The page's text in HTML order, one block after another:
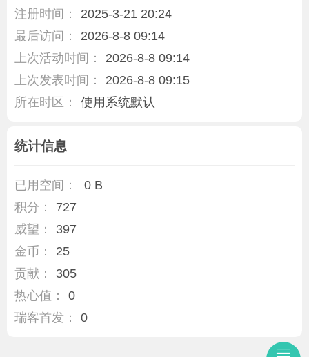
注册时间：
2025-3-21 20:24
最后访问：
2026-8-8 09:14
上次活动时间：
2026-8-8 09:14
上次发表时间：
2026-8-8 09:15
所在时区：
使用系统默认
统计信息
已用空间：
0 B
积分：
727
威望：
397
金币：
25
贡献：
305
热心值：
0
瑞客首发：
0